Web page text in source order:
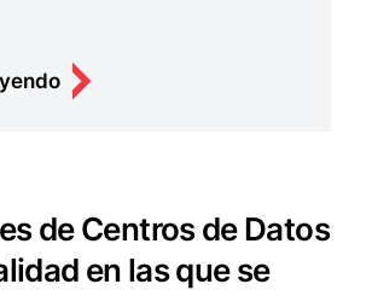
de Centros de Datos
en las que se